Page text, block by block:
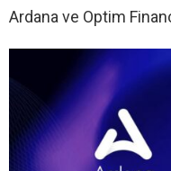
Ardana ve Optim